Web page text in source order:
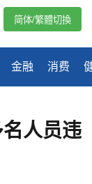
金融 消费
简体/繁體切換
人员违